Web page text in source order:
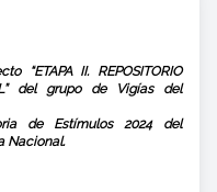
“ETAPA II. REPOSITORIO
del grupo de Vigías del
de Estímulos 2024 del
Nacional.